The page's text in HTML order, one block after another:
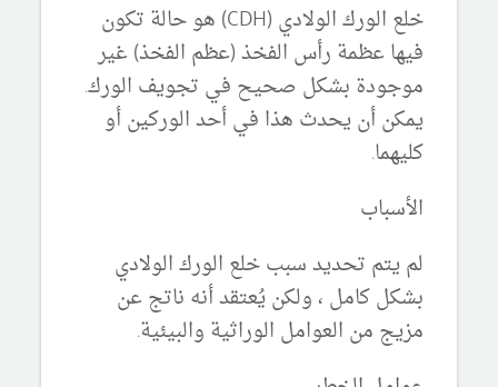
خلع الورك الولادي (CDH)
هو حالة تكون
فيها عظمة رأس الفخذ (عظم الفخذ) غير
موجودة بشكل صحيح في تجويف الورك.
يمكن أن يحدث هذا في أحد الوركين أو
كليهما.
الأسباب
لم يتم تحديد سبب خلع الورك الولادي
بشكل كامل ، ولكن يُعتقد أنه ناتج عن
مزيج من العوامل الوراثية والبيئية.